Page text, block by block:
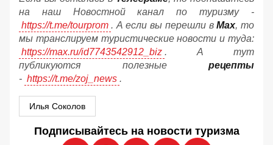
на наш Новостной канал по туризму -
https://t.me/tourprom . А если вы перешли вМах, то
мы транслируем туристические новости и туда:
https://max.ru/id7743542912_biz . А тут
публикуются полезные рецепты
- https://t.me/zoj_news .
Илья Соколов
Подписывайтесь на новости туризма